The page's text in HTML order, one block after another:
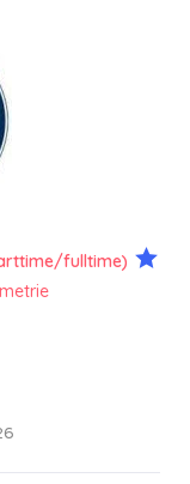
fulltime)